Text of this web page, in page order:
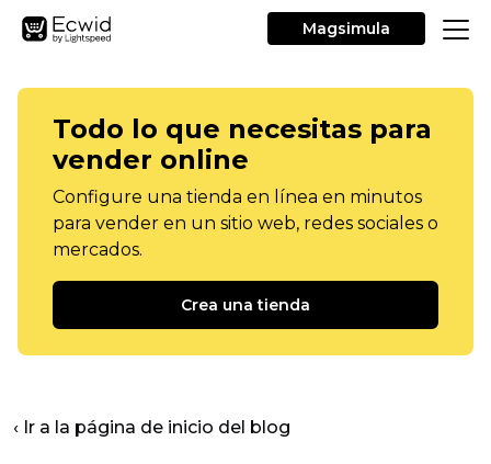
Magsimula
Todo lo que necesitas para
vender online
Configure una tienda en línea en minutos
para vender en un sitio web, redes sociales o
mercados.
Crea una tienda
‹ Ir a la página de inicio del blog